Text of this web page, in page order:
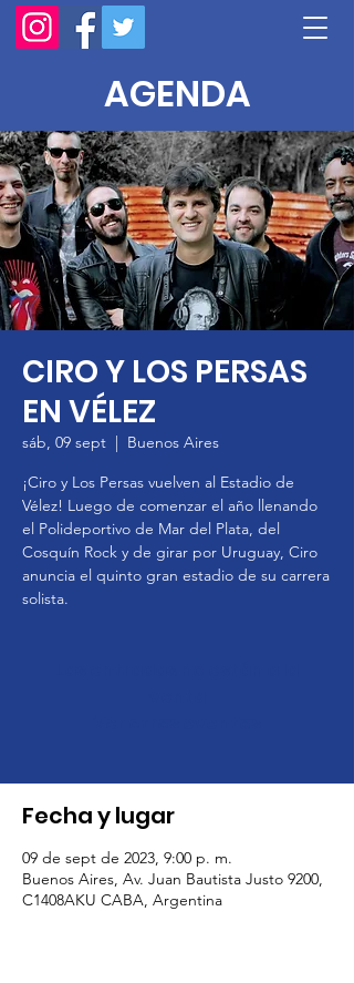
AGENDA
CIRO Y LOS PERSAS
EN VÉLEZ
sáb, 09 sept
  |
Buenos Aires
¡Ciro y Los Persas vuelven al Estadio de
Vélez! Luego de comenzar el año llenando
el Polideportivo de Mar del Plata, del
Cosquín Rock y de girar por Uruguay, Ciro
anuncia el quinto gran estadio de su carrera
solista.
Fecha y lugar
09 de sept de 2023, 9:00 p. m.
Buenos Aires, Av. Juan Bautista Justo 9200,
C1408AKU CABA, Argentina